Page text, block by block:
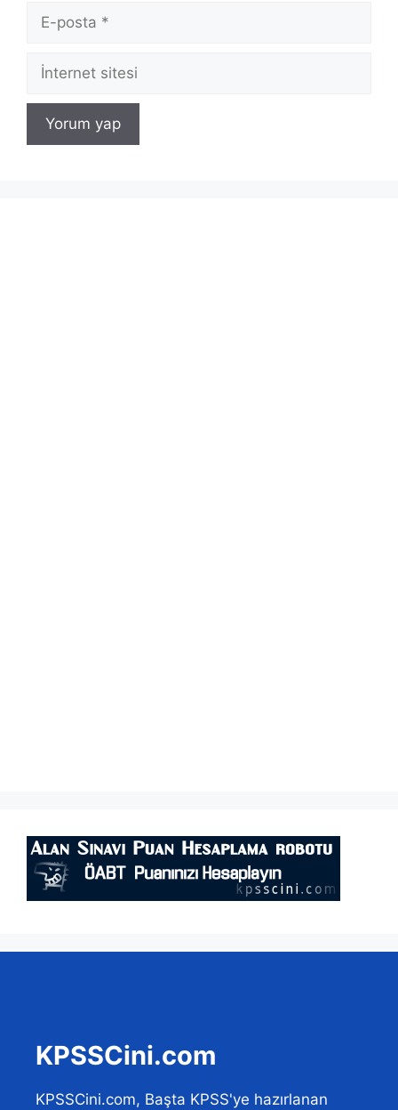
posta
İnternet
KPSSCini.com
KPSSCini.com, Başta KPSS'ye hazırlanan